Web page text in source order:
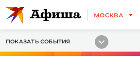
МОСКВА
ПОКАЗАТЬ СОБЫТИЯ